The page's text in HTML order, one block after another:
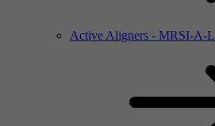
Active Aligners - MRSI-A-L